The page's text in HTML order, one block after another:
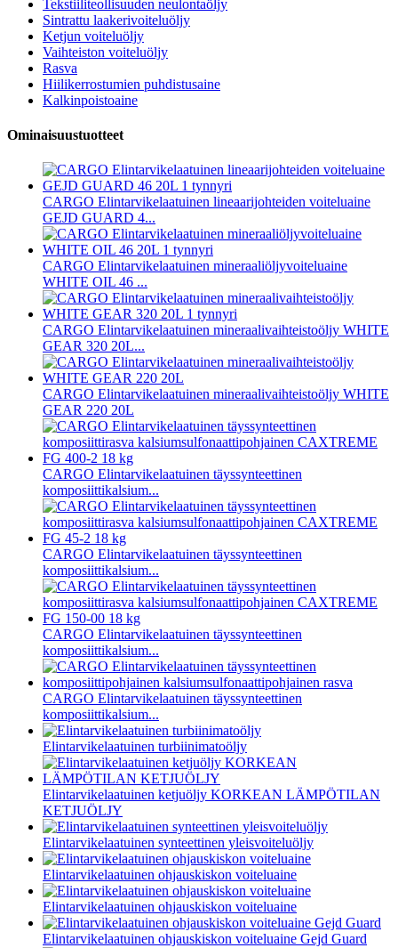
Tekstiiliteollisuuden neulontaöljy
Sintrattu laakerivoiteluöljy
Ketjun voiteluöljy
Vaihteiston voiteluöljy
Rasva
Hiilikerrostumien puhdistusaine
Kalkinpoistoaine
Ominaisuustuotteet
CARGO Elintarvikelaatuinen lineaarijohteiden voiteluaine
GEJD GUARD 4...
CARGO Elintarvikelaatuinen mineraaliöljyvoiteluaine
WHITE OIL 46 ...
CARGO Elintarvikelaatuinen mineraalivaihteistoöljy WHITE
GEAR 320 20L...
CARGO Elintarvikelaatuinen mineraalivaihteistoöljy WHITE
GEAR 220 20L
CARGO Elintarvikelaatuinen täyssynteettinen
komposiittikalsium...
CARGO Elintarvikelaatuinen täyssynteettinen
komposiittikalsium...
CARGO Elintarvikelaatuinen täyssynteettinen
komposiittikalsium...
CARGO Elintarvikelaatuinen täyssynteettinen
komposiittikalsium...
Elintarvikelaatuinen turbiinimatoöljy
Elintarvikelaatuinen ketjuöljy KORKEAN LÄMPÖTILAN
KETJUÖLJY
Elintarvikelaatuinen synteettinen yleisvoiteluöljy
Elintarvikelaatuinen ohjauskiskon voiteluaine
Elintarvikelaatuinen ohjauskiskon voiteluaine
Elintarvikelaatuinen ohjauskiskon voiteluaine Gejd Guard